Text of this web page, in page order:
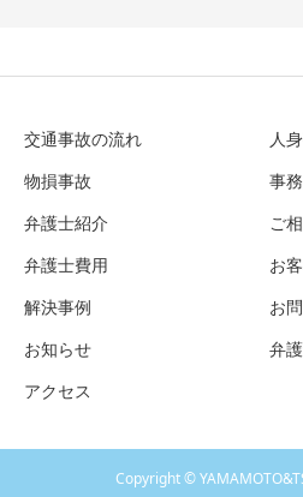
交通事故の流れ
人
物損事故
事
弁護士紹介
ご
弁護士費用
お
解決事例
お
お知らせ
弁
アクセス
Copyright ©